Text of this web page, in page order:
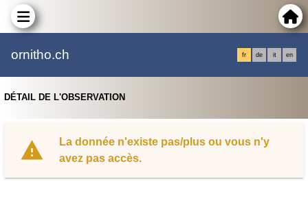
ornitho.ch fr de it en
DÉTAIL DE L'OBSERVATION
La donnée n'existe pas/plus ou vous n'y
avez pas accès.